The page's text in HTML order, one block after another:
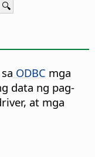
ODBC mga
data ng pag-
at mga